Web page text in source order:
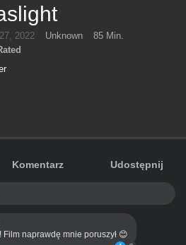
2022 Unknown
85 Min.
Komentarz Udostępnij
Film naprawdę mnie poruszył 😊